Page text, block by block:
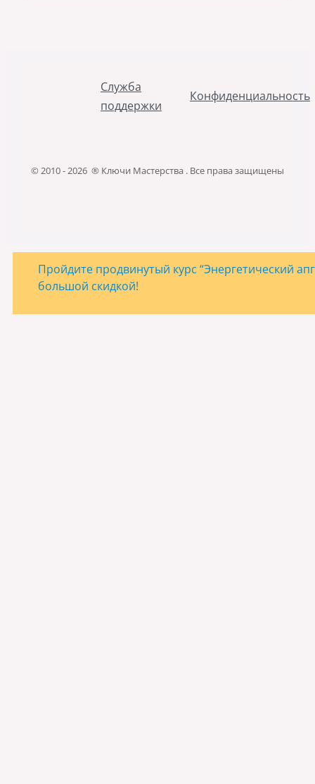
Служба
поддержки
Конфиденциальность
© 2010 - 2026 ® Ключи Мастерства . Все права защищены
Пройдите продвинутый курс “Энергетический
большой скидкой!